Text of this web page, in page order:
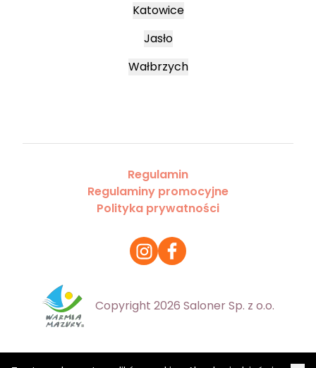
Katowice
Jasło
Wałbrzych
Regulamin
Regulaminy promocyjne
Polityka prywatności
Copyright 2026 Saloner Sp. z o.o.